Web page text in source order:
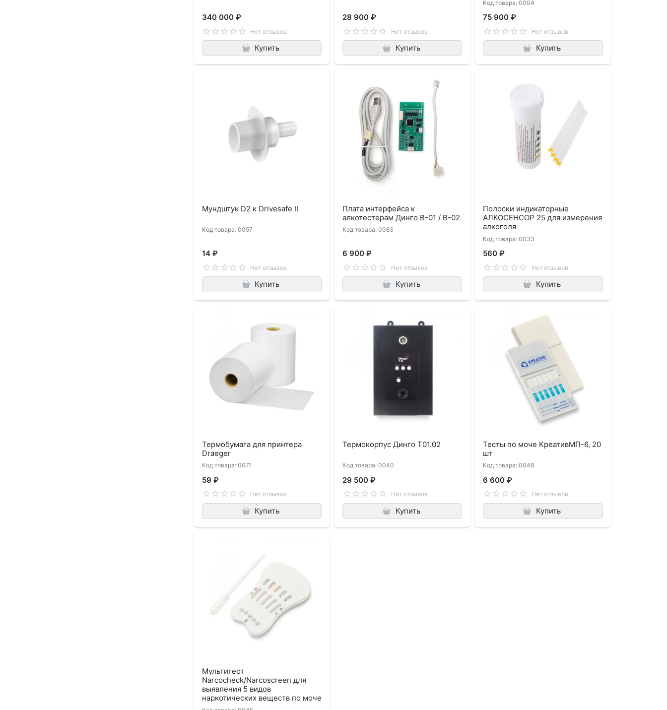
340 000 ₽
Нет отзывов
Купить
28 900 ₽
Нет отзывов
Купить
Код товара: 0004
75 900 ₽
Нет отзывов
Купить
Мундштук D2 к Drivesafe II
Код товара: 0057
14 ₽
Нет отзывов
Купить
Плата интерфейса к
алкотестерам Динго В-01 / В-02
Код товара: 0083
6 900 ₽
Нет отзывов
Купить
Полоски индикаторные
АЛКОСЕНСОР 25 для измерения
алкоголя
Код товара: 0033
560 ₽
Нет отзывов
Купить
Термобумага для принтера
Draeger
Код товара: 0071
59 ₽
Нет отзывов
Купить
Термокорпус Динго Т01.02
Код товара: 0040
29 500 ₽
Нет отзывов
Купить
Тесты по моче КреативМП-6, 20
шт
Код товара: 0048
6 600 ₽
Нет отзывов
Купить
Мультитест
Narcocheck/Narcoscreen для
выявления 5 видов
наркотических веществ по моче